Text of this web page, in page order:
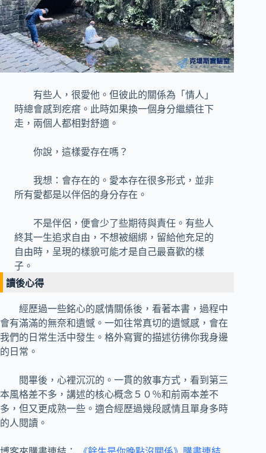
有些人，很愛他。但彼此的關係為「情人」
時總會感到疙瘩。此時如果換一個身分繼續往下
走，兩個人都相對舒適。
你說，這樣愛存在嗎？
我想：會存在的。愛本存在很多形式，並非
所有愛都是以伴侶的身分存在。
不是伴侶，便會少了些期待與責任。有些人
終其一生追求自由，不想被綑綁，留給他充足的
自由時，呈現的樣貌可能才是自己最喜歡的樣
子。
讀後心得
經歷過一些銘心的感情關係後，看著本書，過程中
會有滿滿的無奈和遺憾。一如往常真切的遺憾感，會在
我們的日常生活中發生。格外寫實的描述彷彿你我身邊
的日常。
閱畢後，心裡沉沉的。一貫的敘事方式，看到第三
本風格差不多，講述的核心概念５０％和前兩本差不
多，但又更成熟一些。適合經歷過幾段感情且單身多時
的人閱讀。